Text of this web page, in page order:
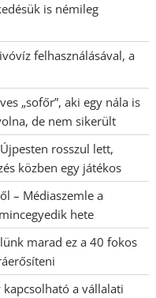
is némileg
felhasználásával, a
„sofőr”, aki egy nála is
de nem sikerült
rosszul lett,
közben egy játékos
– Médiaszemle a
hete
marad ez a 40 fokos
a vállalati